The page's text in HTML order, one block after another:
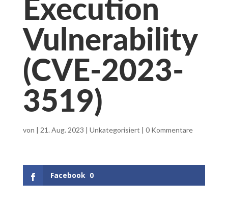
Execution
Vulnerability
(CVE-2023-
3519)
von | 21. Aug. 2023 | Unkategorisiert | 0 Kommentare
Facebook 0